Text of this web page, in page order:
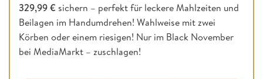
329,99 € sichern – perfekt für leckere Mahlzeiten und
Beilagen im Handumdrehen! Wahlweise mit zwei
Körben oder einem riesigen! Nur im Black November
bei MediaMarkt – zuschlagen!